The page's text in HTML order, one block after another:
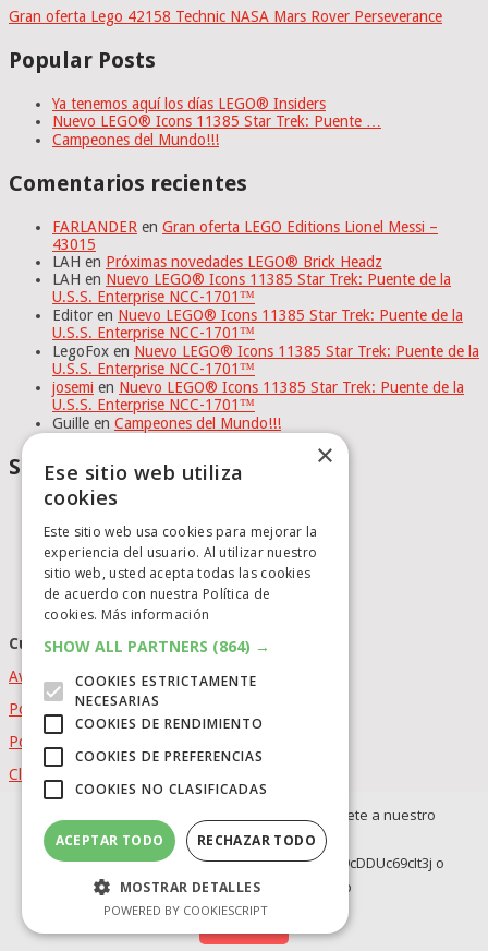
Gran oferta Lego 42158 Technic NASA Mars Rover Perseverance
Popular Posts
Ya tenemos aquí los días LEGO® Insiders
Nuevo LEGO® Icons 11385 Star Trek: Puente …
Campeones del Mundo!!!
Comentarios recientes
FARLANDER en Gran oferta LEGO Editions Lionel Messi –
43015
LAH en Próximas novedades LEGO® Brick Headz
LAH en Nuevo LEGO® Icons 11385 Star Trek: Puente de la
U.S.S. Enterprise NCC-1701™
Editor en Nuevo LEGO® Icons 11385 Star Trek: Puente de la
U.S.S. Enterprise NCC-1701™
LegoFox en Nuevo LEGO® Icons 11385 Star Trek: Puente de la
U.S.S. Enterprise NCC-1701™
josemi en Nuevo LEGO® Icons 11385 Star Trek: Puente de la
U.S.S. Enterprise NCC-1701™
Guille en Campeones del Mundo!!!
Social Media
Cumplimiento Normativo
Aviso Legal
Política de Privacidad
Política de Cookies
Clausula de afiliación
BLOG
INVERSION
OFERTAS INTERNACIONLES
OFERTAS LEGO
Si no quieres perderte ninguna novedad, únete a nuestro
WhatsApp:
https://whatsapp.com/channel/0029Va8BRdy9cDDUc69cIt3j o
Telegram: https://t.me/elcatalejo
×
Ese sitio web utiliza
cookies
Este sitio web usa cookies para mejorar la
experiencia del usuario. Al utilizar nuestro
sitio web, usted acepta todas las cookies
de acuerdo con nuestra Política de
cookies. Más información
SHOW ALL PARTNERS (864) →
COOKIES ESTRICTAMENTE
NECESARIAS
COOKIES DE RENDIMIENTO
COOKIES DE PREFERENCIAS
COOKIES NO CLASIFICADAS
ACEPTAR TODO RECHAZAR TODO
MOSTRAR DETALLES
POWERED BY COOKIESCRIPT